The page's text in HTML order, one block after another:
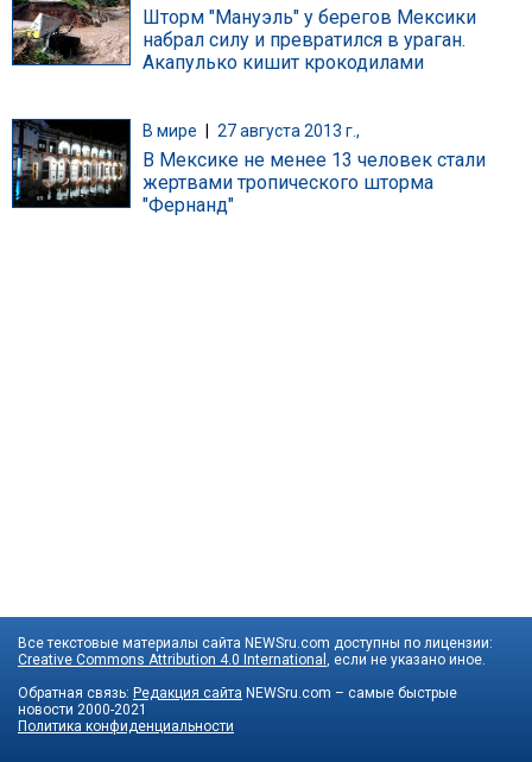
Шторм "Мануэль" у берегов Мексики
набрал силу и превратился в ураган.
Акапулько кишит крокодилами
В мире | 27 августа 2013 г.,
В Мексике не менее 13 человек стали
жертвами тропического шторма
"Фернанд"
Все текстовые материалы сайта NEWSru.com доступны по лицензии:
Creative Commons Attribution 4.0 International , если не указано иное.
Обратная связь: Редакция сайта NEWSru.com – самые быстрые
новости 2000-2021
Политика конфиденциальности